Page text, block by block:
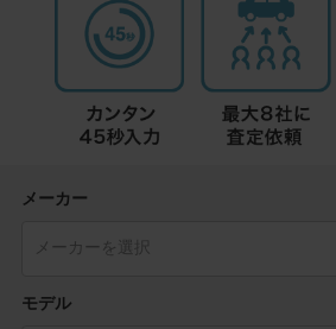
メーカー
モデル